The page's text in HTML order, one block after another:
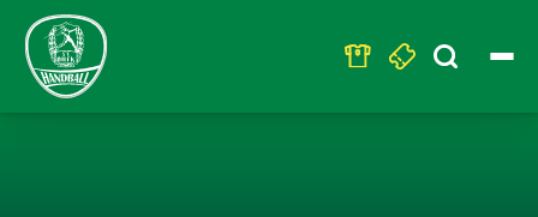
Search
for: